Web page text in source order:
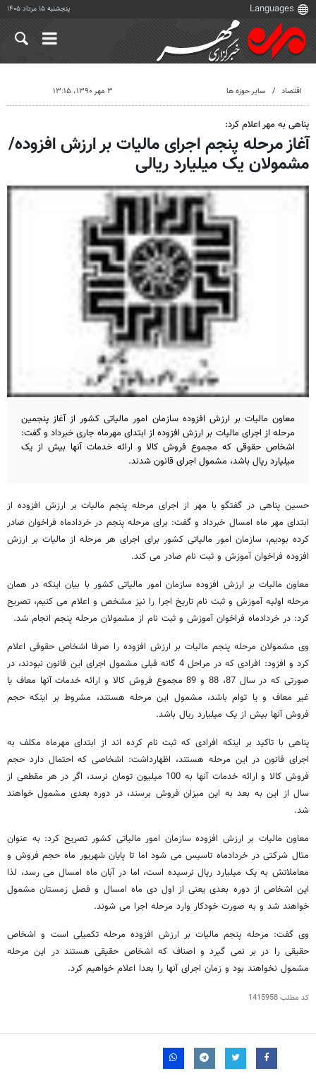
پنجشنبه ۱۵ مرداد ۱۴۰۵
اقتصاد سایر حوزه ها ۳ مهر ۱۳۹۰، ۱۳:۱۵
پناهی به مهر اعلام کرد:
آغاز مرحله پنجم اجرای مالیات بر ارزش افزوده/
مشمولان یک میلیارد ریالی
معاون مالیات بر ارزش افزوده سازمان امور مالیاتی کشور از آغاز پنجمین
مرحله از اجرای مالیات بر ارزش افزوده از ابتدای مهرماه جاری خبرداد و گفت:
اشخاص حقوقی که مجموع فروش کالا و ارائه خدمات آنها بیش از یک
میلیارد ریال باشد، مشمول اجرای قانون شدند.
حسین پناهی در گفتگو با مهر از اجرای مرحله پنجم مالیات بر ارزش افزوده از
ابتدای مهر ماه امسال خبرداد و گفت: برای مرحله پنجم در خردادماه فراخوان صادر
کرده بودیم، سازمان امور مالیاتی کشور برای اجرای هر مرحله از مالیات بر ارزش
افزوده فراخوان آموزش و ثبت نام صادر می کند.
معاون مالیات بر ارزش افزوده سازمان امور مالیاتی کشور با بیان اینکه در همان
مرحله اولیه آموزش و ثبت نام تاریخ اجرا را نیز مشخص و اعلام می کنیم، تصریح
کرد: در خردادماه فراخوان آموزش و ثبت نام از مشمولان مرحله پنجم انجام شد.
وی مشمولان مرحله پنجم مالیات بر ارزش افزوده را صرفا اشخاص حقوقی اعلام
کرد و افزود: افرادی که در مراحل 4 گانه قبلی مشمول اجرای این قانون نبودند، در
صورتی که در سال 87، 88 و 89 مجموع فروش کالا و ارائه خدمات آنها معاف یا
غیر معاف و یا توام باشد، مشمول این مرحله هستند، مشروط بر اینکه حجم
فروش آنها بیش از یک میلیارد ریال باشد.
پناهی با تاکید بر اینکه افرادی که ثبت نام کرده اند از ابتدای مهرماه مکلف به
اجرای قانون در این مرحله هستند، اظهارداشت: اشخاصی که احتمال دارد حجم
فروش کالا و ارائه خدمات آنها به 100 میلیون تومان نرسد، اگر در هر مقطعی از
سال از این به بعد به این میزان فروش برسند، در دوره بعدی مشمول خواهند
شد.
معاون مالیات بر ارزش افزوده سازمان امور مالیاتی کشور تصریح کرد: به عنوان
مثال شرکتی در خردادماه تاسیس می شود اما تا پایان شهریور ماه حجم فروش و
معاملاتش به یک میلیارد ریال نرسیده است، اما در آبان ماه امسال می رسد، لذا
این اشخاص از دوره بعدی یعنی از اول دی ماه امسال و فصل زمستان مشمول
خواهند شد و به صورت خودکار وارد مرحله اجرا می شوند.
وی گفت: مرحله پنجم مالیات بر ارزش افزوده مرحله تکمیلی است و اشخاص
حقیقی را در بر نمی گیرد و اصناف که اشخاص حقیقی هستند در این مرحله
مشمول نخواهند بود و زمان اجرای آنها را بعدا اعلام خواهیم کرد.
کد مطلب1415958